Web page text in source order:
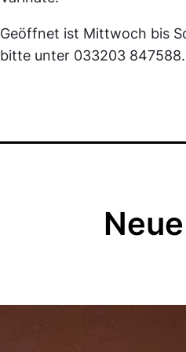
Geöffnet ist Mittwoch bis
bitte unter 033203 847588.